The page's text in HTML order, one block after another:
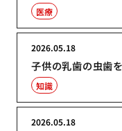
医療
子供の乳歯の虫歯
2026.05.18
知識
2026.05.18